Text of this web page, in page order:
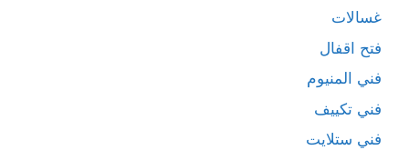
غسالات
فتح اقفال
فني المنيوم
فني تكييف
فني ستلايت